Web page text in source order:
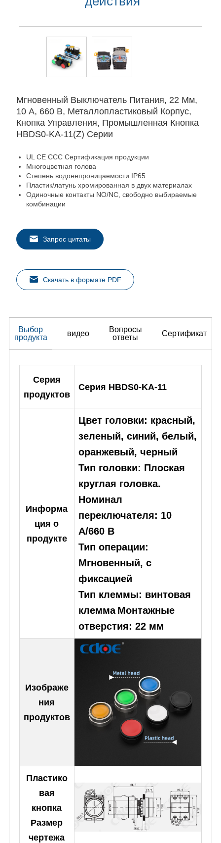
Мгновенный Выключатель Питания, 22 Мм,
10 А, 660 В, Металлопластиковый Корпус,
Кнопка Управления, Промышленная Кнопка
HBDS0-KA-11(Z) Серии
UL CE CCC Сертификация продукции
Многоцветная голова
Степень водонепроницаемости IP65
Пластик/латунь хромированная в двух материалах
Одиночные контакты NO/NC, свободно выбираемые
комбинации
Запрос цитаты
Скачать в формате PDF
Выбор
продукта
видео
Вопросы
ответы
Сертификат
Серия
продуктов
Серия HBDS0-KA-11
Информа
ция о
продукте
Цвет головки: красный,
зеленый, синий, белый,
оранжевый, черный
Тип головки: Плоская
круглая головка.
Номинал
переключателя: 10
А/660 В
Тип операции:
Мгновенный, с
фиксацией
Тип клеммы: винтовая
клемма Монтажные
отверстия: 22 мм
Изображе
ния
продуктов
Пластико
вая
кнопка
Размер
чертежа